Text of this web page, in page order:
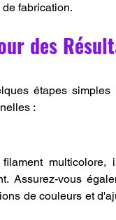
fabrication.
des
étapes simples
:
multicolore,
Assurez-vous
de couleurs et